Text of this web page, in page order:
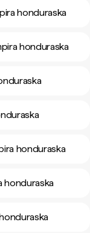
honduraska
honduraska
honduraska
honduraska